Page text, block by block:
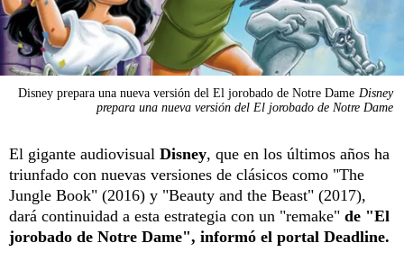
Disney prepara una nueva versión del El jorobado de Notre Dame Disney
prepara una nueva versión del El jorobado de Notre Dame
El gigante audiovisual Disney, que en los últimos años ha
triunfado con nuevas versiones de clásicos como "The
Jungle Book" (2016) y "Beauty and the Beast" (2017),
dará continuidad a esta estrategia con un "remake" de "El
jorobado de Notre Dame", informó el portal Deadline.